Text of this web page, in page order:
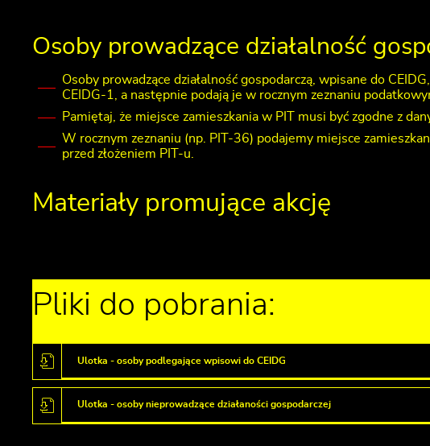
Osoby prowadzące działalność
Osoby prowadzące działalność gospodarczą, wpisane do
CEIDG-1, a następnie podają je w rocznym zeznaniu
Pamiętaj, że miejsce zamieszkania w PIT musi być zgodne z
W rocznym zeznaniu (np. PIT-36) podajemy miejsce
przed złożeniem PIT-u.
Materiały promujące akcję
Pliki do pobrania:
Ulotka - osoby podlegające wpisowi do CEIDG
Ulotka - osoby nieprowadzące działaności gospodarczej